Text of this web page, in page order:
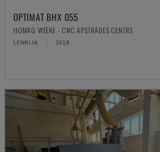
OPTIMAT BHX 055
HOMAG WEEKE - CNC APSTRĀDES CENTRS
LENKIJA 2018